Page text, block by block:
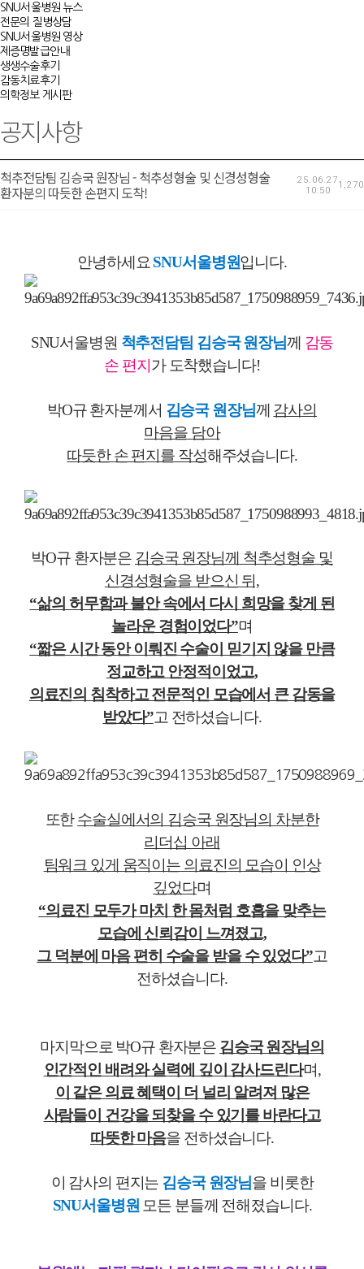
SNU서울병원 뉴스
전문의 질병상담
SNU서울병원 영상
제증명발급안내
생생수술후기
감동치료후기
의학정보 게시판
공지사항
척추전담팀 김승국 원장님 - 척추성형술 및 신경성형술
환자분의 따듯한 손편지 도착!
25.06.27
10:50
1,270
안녕하세요SNU서울병원입니다.
SNU서울병원 척추전담팀 김승국 원장님께 감동
손 편지 가 도착했습니다!
박O규 환자분께서 김승국 원장님께 감사의
마음을 담아
따듯한 손 편지를 작성해주셨습니다.
박O규 환자분은 김승국 원장님께 척추성형술 및
신경성형술을 받으신 뒤,
“삶의 허무함과 불안 속에서 다시 희망을 찾게 된
놀라운 경험이었다”며
“짧은 시간 동안 이뤄진 수술이 믿기지 않을 만큼
정교하고 안정적이었고,
의료진의 침착하고 전문적인 모습에서 큰 감동을
받았다”고 전하셨습니다.
또한수술실에서의 김승국 원장님의 차분한
리더십 아래
팀워크 있게 움직이는 의료진의 모습이 인상
깊었다며
“의료진 모두가 마치 한 몸처럼 호흡을 맞추는
모습에 신뢰감이 느껴졌고,
그 덕분에 마음 편히 수술을 받을 수 있었다”고
전하셨습니다.
마지막으로 박O규 환자분은 김승국 원장님의
인간적인 배려와 실력에 깊이 감사드린다며,
이 같은 의료 혜택이 더 널리 알려져 많은
사람들이 건강을 되찾을 수 있기를 바란다고
따뜻한 마음을 전하셨습니다.
이 감사의 편지는 김승국 원장님을 비롯한
SNU서울병원 모든 분들께 전해졌습니다.